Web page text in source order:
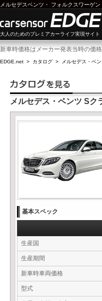
メルセデスベンツ ・ フォルクスワーゲン
大人のためのプレミアカーライフ実現サイ
新車時価格はメーカー発表当時の価
EDGE.net > カタログ > メルセデス・ベン
メルセデス・ベンツ Sク
基本スペック
生産国
生産期間
新車時車両価格
型式